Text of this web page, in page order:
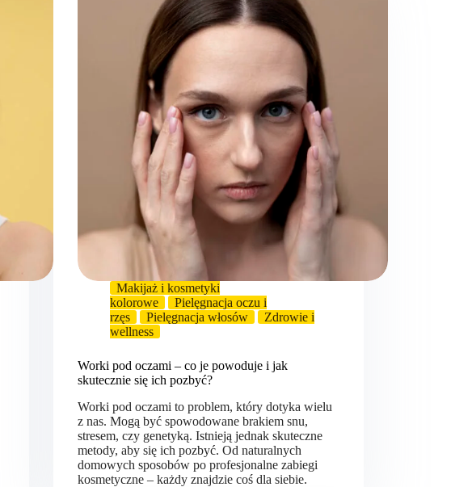
Makijaż i kosmetyki
kolorowe
Pielęgnacja oczu i
rzęs
Pielęgnacja włosów
Zdrowie i
wellness
Worki pod oczami – co je powoduje i jak
skutecznie się ich pozbyć?
Worki pod oczami to problem, który dotyka wielu
z nas. Mogą być spowodowane brakiem snu,
stresem, czy genetyką. Istnieją jednak skuteczne
metody, aby się ich pozbyć. Od naturalnych
domowych sposobów po profesjonalne zabiegi
kosmetyczne – każdy znajdzie coś dla siebie.